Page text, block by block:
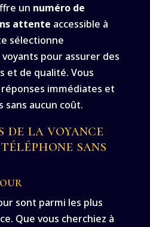
un numéro de
attente accessible à
sélectionne
pour assurer des
et de qualité. Vous
immédiates et
sans aucun coût.
de la voyance
sans
sont parmi les plus
Que vous cherchiez à